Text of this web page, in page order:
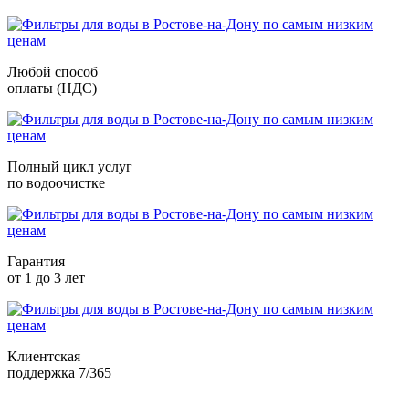
Любой способ
оплаты (НДС)
Полный цикл услуг
по водоочистке
Гарантия
от 1 до 3 лет
Клиентская
поддержка 7/365